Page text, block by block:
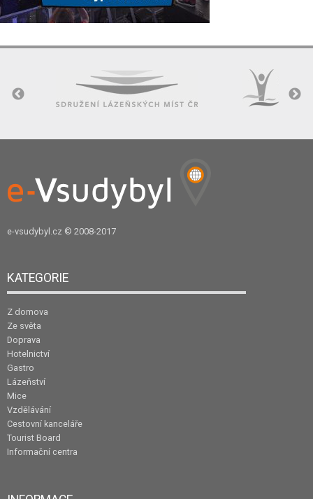
e-vsudybyl.cz © 2008-2017
KATEGORIE
Z domova
Ze světa
Doprava
Hotelnictví
Gastro
Lázeňství
Mice
Vzdělávání
Cestovní kanceláře
Tourist Board
Informační centra